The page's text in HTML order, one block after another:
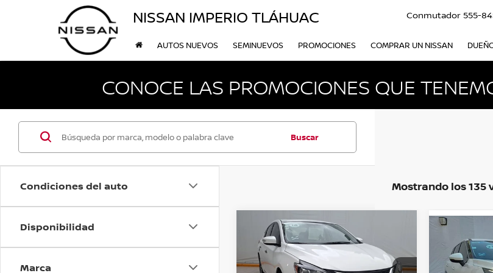
NISSAN IMPERIO TLÁHUAC Conmutador 555-
AUTOS NUEVOS SEMINUEVOS PROMOCIONES COMPRAR UN NISSAN
CONOCE LAS PROMOCIONES QUE
Condiciones del auto
Disponibilidad
Marca
Buscar
Mostrando los 135
2018NISSAN SENTRA
PTS EXCLUSIVE CVT AAC
AUT GPS PIEL QC F LED
RA-17
COMENTARIOS
Comparar vehículo
2023